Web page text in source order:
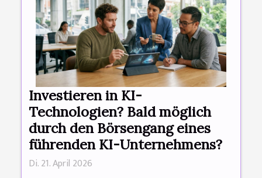
Investieren in KI-
Technologien? Bald möglich
durch den Börsengang eines
führenden KI-Unternehmens?
Di. 21. April 2026